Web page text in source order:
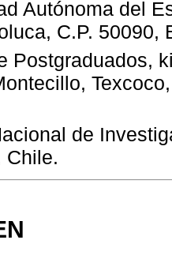
Autónoma del
C.P.
Postgraduados,
de
Chile.